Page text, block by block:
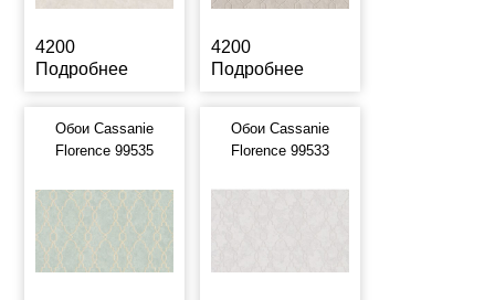
4200
Подробнее
4200
Подробнее
Обои Cassanie
Florence 99535
Обои Cassanie
Florence 99533